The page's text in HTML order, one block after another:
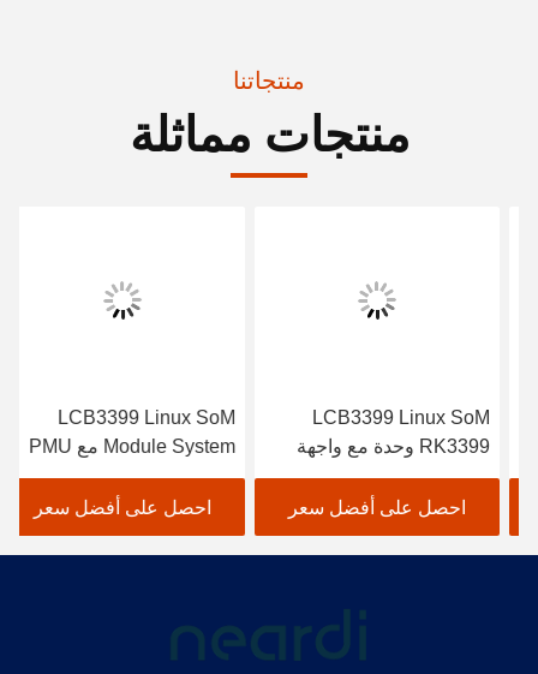
منتجاتنا
منتجات مماثلة
LCB3399 Linux SoM
RK3399 وحدة مع واجهة
الكاميرا مزدوجة MIPI-CSI 4
احصل على أفضل سعر
LCB3399 Linux SoM
Module System مع PMU
RK808 يدعم مجموعة
متنوعة من مصادر الطاقة
احصل على أفضل سعر